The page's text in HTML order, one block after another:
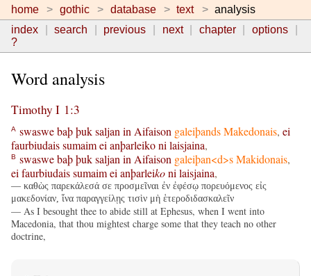
home gothic database text
analysis
index
search previous next chapter
options
?
Word analysis
Timothy I 1:3
A swaswebaþþuksaljan in Aifaison galeiþandsMakedonais, ei
faurbiudaissumaimei anþarleikoni laisjaina,
B swaswebaþþuksaljan in Aifaison galeiþan<d>sMakidonais,
ei faurbiudaissumaimei anþarleikoni laisjaina,
— καθὼς παρεκάλεσά σε προσμεῖναι ἐν ἐφέσῳ πορευόμενος εἰς
μακεδονίαν, ἵνα παραγγείλῃς τισὶν μὴ ἑτεροδιδασκαλεῖν
— As I besought thee to abide still at Ephesus, when I went into
Macedonia, that thou mightest charge some that they teach no other
doctrine,